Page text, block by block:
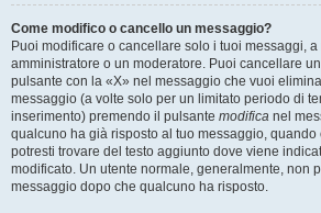
Come modifico o cancello un messaggio?
Puoi modificare o cancellare solo i tuoi messaggi,
amministratore o un moderatore. Puoi cancellare
pulsante con la «X» nel messaggio che vuoi
messaggio (a volte solo per un limitato periodo di
inserimento) premendo il pulsante modifica nel
qualcuno ha già risposto al tuo messaggio, quando
potresti trovare del testo aggiunto dove viene
modificato. Un utente normale, generalmente, non
messaggio dopo che qualcuno ha risposto.